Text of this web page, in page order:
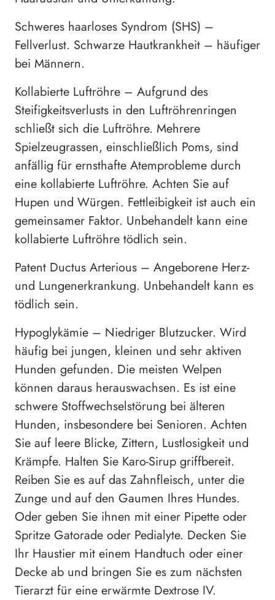
Schweres haarloses Syndrom (SHS) –
Fellverlust. Schwarze Hautkrankheit – häufiger
bei Männern.
Kollabierte Luftröhre – Aufgrund des
Steifigkeitsverlusts in den Luftröhrenringen
schließt sich die Luftröhre. Mehrere
Spielzeugrassen, einschließlich Poms, sind
anfällig für ernsthafte Atemprobleme durch
eine kollabierte Luftröhre. Achten Sie auf
Hupen und Würgen. Fettleibigkeit ist auch ein
gemeinsamer Faktor. Unbehandelt kann eine
kollabierte Luftröhre tödlich sein.
Patent Ductus Arterious – Angeborene Herz-
und Lungenerkrankung. Unbehandelt kann es
tödlich sein.
Hypoglykämie – Niedriger Blutzucker. Wird
häufig bei jungen, kleinen und sehr aktiven
Hunden gefunden. Die meisten Welpen
können daraus herauswachsen. Es ist eine
schwere Stoffwechselstörung bei älteren
Hunden, insbesondere bei Senioren. Achten
Sie auf leere Blicke, Zittern, Lustlosigkeit und
Krämpfe. Halten Sie Karo-Sirup griffbereit.
Reiben Sie es auf das Zahnfleisch, unter die
Zunge und auf den Gaumen Ihres Hundes.
Oder geben Sie ihnen mit einer Pipette oder
Spritze Gatorade oder Pedialyte. Decken Sie
Ihr Haustier mit einem Handtuch oder einer
Decke ab und bringen Sie es zum nächsten
Tierarzt für eine erwärmte Dextrose IV.